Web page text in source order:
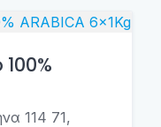
114 71,